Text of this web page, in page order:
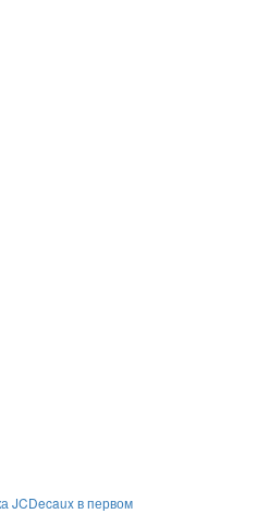
JCDecaux в первом